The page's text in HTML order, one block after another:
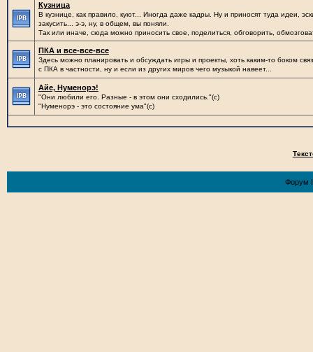
Кузница
В кузнице, как правило, куют... Иногда даже кадры. Ну и приносят туда идеи,
закусить... э-э, ну, в общем, вы поняли.
Так или иначе, сюда можно приносить свое, поделиться, обговорить,
ПКА и все-все-все
Здесь можно планировать и обсуждать игры и проекты, хоть каким-то боком
с ПКА в частности, ну и если из других миров чего музыкой навеет...
Айе, Нуменорэ!
"Они любили его. Разные - в этом они сходились."(с)
"Нуменорэ - это состояние ума"(с)
Форум